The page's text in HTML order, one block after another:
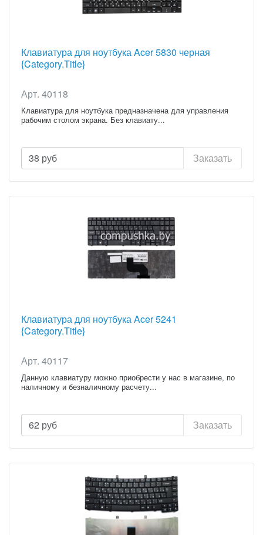
Клавиатура для ноутбука Acer 5830 черная
{Category.Title}
Арт. 40118
Клавиатура для ноутбука предназначена для управления
рабочим столом экрана. Без клавиату...
38 руб Заказать
Клавиатура для ноутбука Acer 5241
{Category.Title}
Арт. 40117
Данную клавиатуру можно приобрести у нас в магазине, по
наличному и безналичному расчету...
62 руб Заказать